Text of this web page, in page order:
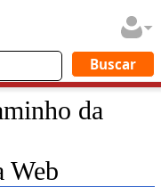
da
Web